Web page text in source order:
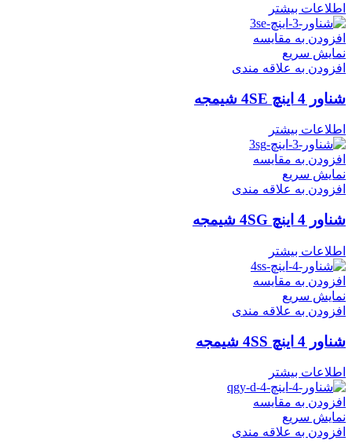
اطلاعات بیشتر
افزودن به مقایسه
نمایش سریع
افزودن به علاقه مندی
شناور 4 اینچ 4SE شیمجه
اطلاعات بیشتر
افزودن به مقایسه
نمایش سریع
افزودن به علاقه مندی
شناور 4 اینچ 4SG شیمجه
اطلاعات بیشتر
افزودن به مقایسه
نمایش سریع
افزودن به علاقه مندی
شناور 4 اینچ 4SS شیمجه
اطلاعات بیشتر
افزودن به مقایسه
نمایش سریع
افزودن به علاقه مندی